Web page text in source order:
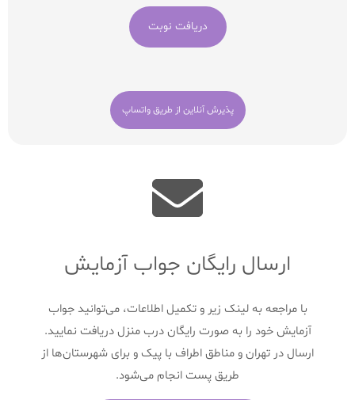
دریافت نوبت
پذیرش آنلاین از طریق واتساپ
ارسال رایگان جواب آزمایش
با مراجعه به لینک زیر و تکمیل اطلاعات، می‌توانید جواب
آزمایش خود را به صورت رایگان درب منزل دریافت نمایید.
ارسال در تهران و مناطق اطراف با پیک و برای شهرستان‌ها از
طریق پست انجام می‌شود.